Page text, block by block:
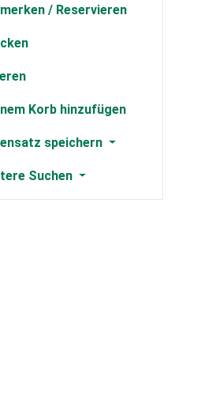
Korb hinzufügen
speichern
Suchen